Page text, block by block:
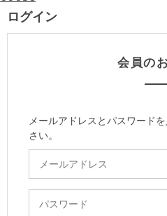
ログイン
会員の
メールアドレスとパスワード
さい。